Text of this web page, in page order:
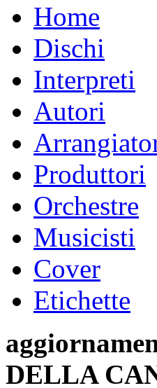
Home
Dischi
Interpreti
Autori
Produttori
Orchestre
Musicisti
Cover
Etichette
DELLA